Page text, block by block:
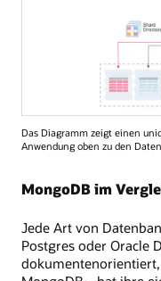
Das Diagramm zeigt einen
Anwendung oben zu den
MongoDB im
Jede Art von
Postgres oder Oracle